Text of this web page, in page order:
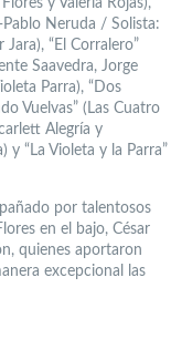
y Valeria Rojas),
Pablo Neruda / Solista:
“El Corralero”
Saavedra, Jorge
Parra), “Dos
Vuelvas” (Las Cuatro
Alegría y
y “La Violeta y la Parra”
por talentosos
en el bajo, César
quienes aportaron
excepcional las